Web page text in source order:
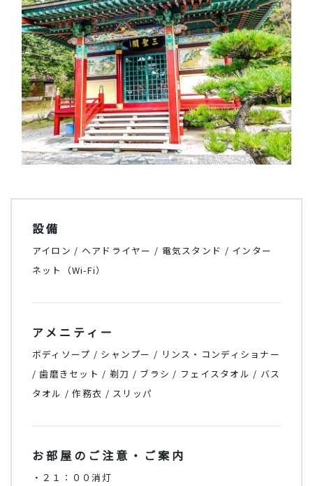
設備
アイロン / ヘアドライヤー / 電気スタンド / インター
ネット（Wi-Fi）
アメニティー
ボディソープ / シャンプー / リンス・コンディショナー
/ 歯磨きセット / 剃刀 / ブラシ / フェイスタオル / バス
タオル / 作務衣 / スリッパ
お部屋のご注意・ご案内
・２１：００消灯